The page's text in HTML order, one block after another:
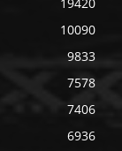
10090
9833
7578
7406
6936
4972